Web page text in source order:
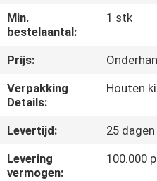
NEEM
CONTACT
MET
ONS
OP
Min.
bestelaantal:
1 stk
Prijs:
Verpakking
Details:
Houten
Levertijd:
25 dagen
Levering
vermogen:
100.000